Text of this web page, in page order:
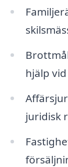
hjälp
juridisk